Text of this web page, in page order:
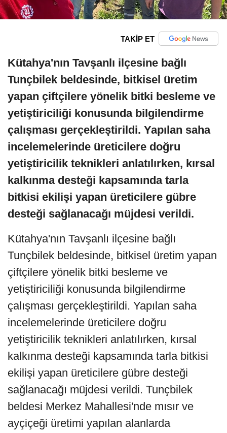
TAKİP ET
Kütahya'nın Tavşanlı ilçesine bağlı
Tunçbilek beldesinde, bitkisel üretim
yapan çiftçilere yönelik bitki besleme ve
yetiştiriciliği konusunda bilgilendirme
çalışması gerçekleştirildi. Yapılan saha
incelemelerinde üreticilere doğru
yetiştiricilik teknikleri anlatılırken, kırsal
kalkınma desteği kapsamında tarla
bitkisi ekilişi yapan üreticilere gübre
desteği sağlanacağı müjdesi verildi.
Kütahya'nın Tavşanlı ilçesine bağlı
Tunçbilek beldesinde, bitkisel üretim yapan
çiftçilere yönelik bitki besleme ve
yetiştiriciliği konusunda bilgilendirme
çalışması gerçekleştirildi. Yapılan saha
incelemelerinde üreticilere doğru
yetiştiricilik teknikleri anlatılırken, kırsal
kalkınma desteği kapsamında tarla bitkisi
ekilişi yapan üreticilere gübre desteği
sağlanacağı müjdesi verildi. Tunçbilek
beldesi Merkez Mahallesi'nde mısır ve
ayçiçeği üretimi yapılan alanlarda